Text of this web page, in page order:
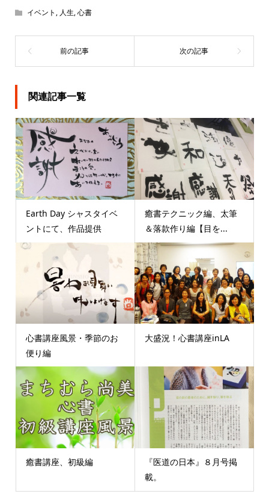
イベント , 人生,心書
関連記事一覧
Earth Day シャスタイベ
ントにて、作品提供
癒書テクニック編、太筆
＆落款作り編【目を...
心書講座風景・季節のお
便り編
大盛況！心書講座inLA
癒書講座、初級編
『医道の日本』８月号掲
載。